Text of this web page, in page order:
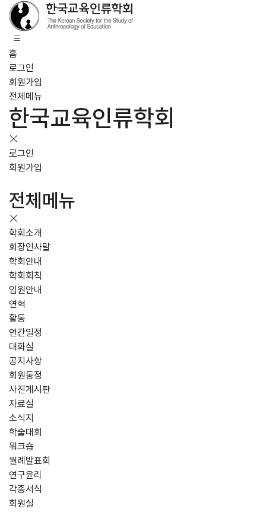
홈
로그인
회원가입
전체메뉴
한국교육인류학회
로그인
회원가입
전체메뉴
학회소개
회장인사말
학회안내
학회회칙
임원안내
연혁
활동
연간일정
대화실
공지사항
회원동정
사진게시판
자료실
소식지
학술대회
워크숍
월례발표회
연구윤리
각종서식
회원실